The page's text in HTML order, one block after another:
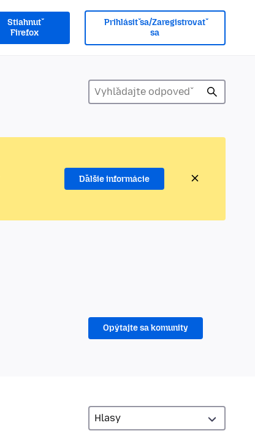
Stiahnuť
Firefox
Prihlásiť sa/Zaregistrovať
sa
Ďalšie informácie
Opýtajte sa komunity